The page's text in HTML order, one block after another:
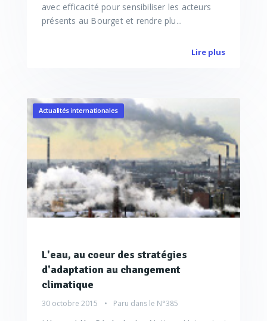
avec efficacité pour sensibiliser les acteurs
présents au Bourget et rendre plu...
Lire plus
Actualités internationales
L'eau, au coeur des stratégies
d'adaptation au changement
climatique
30 octobre 2015 Paru dans le N°385